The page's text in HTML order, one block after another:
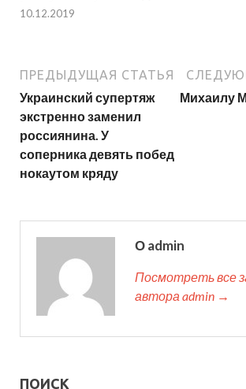
10.12.2019
ПРЕДЫДУЩАЯ СТАТЬЯ
Украинский супертяж
экстренно заменил
россиянина. У
соперника девять побед
нокаутом кряду
Михаилу
О admin
Посмотреть все
автора admin →
ПОИСК